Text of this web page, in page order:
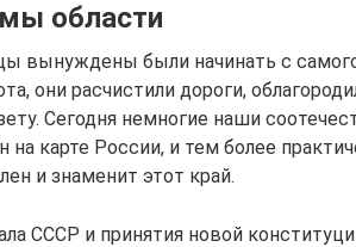
области
вынуждены были начинать с самого
они расчистили дороги,
Сегодня немногие наши
на карте России, и тем более
и знаменит этот край.
СССР и принятия новой